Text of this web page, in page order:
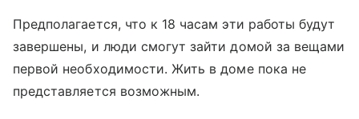
Предполагается, что к 18 часам эти работы будут
завершены, и люди смогут зайти домой за вещами
первой необходимости. Жить в доме пока не
представляется возможным.